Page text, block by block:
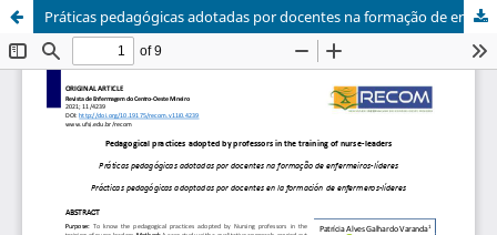
Práticas pedagógicas adotadas por docentes na formação de enfermeiros-líderes